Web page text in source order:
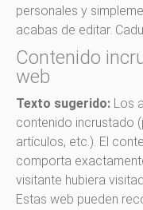
personales y
acabas de editar.
Contenido
web
Texto sugerido: Los
contenido incrustado
artículos, etc.). El
comporta
visitante hubiera
Estas web pueden